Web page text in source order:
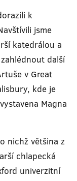
k
jsme
katedrálou a
další
v Great
kde je
Magna
nichž většina z
chlapecká
univerzitní